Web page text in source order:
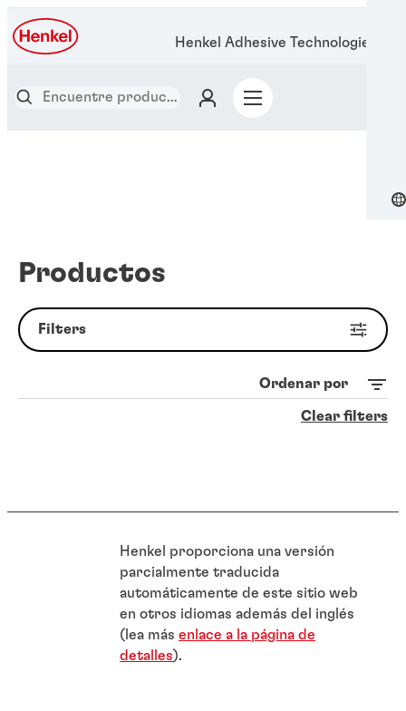
Henkel Adhesive Technologies
Productos
Filters
Ordenar por
Clear filters
Henkel proporciona una versión
parcialmente traducida
automáticamente de este sitio web
en otros idiomas además del inglés
(lea más enlace a la página de
detalles).